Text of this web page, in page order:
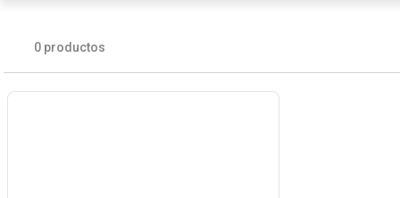
0 productos
Valijas